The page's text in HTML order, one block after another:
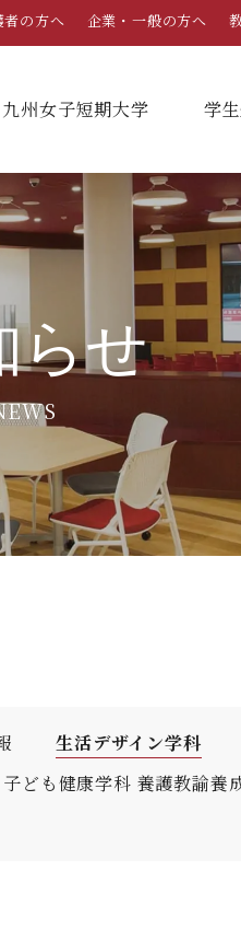
者の方へ 企業・一般の方へ
間生活学科）
程］
人間発達学科 人間発達学
発達学科 人間基礎学専攻
報
九州女子短期大学 学
らせ
生活デザイン学科
子ども健康学科 養護教諭養